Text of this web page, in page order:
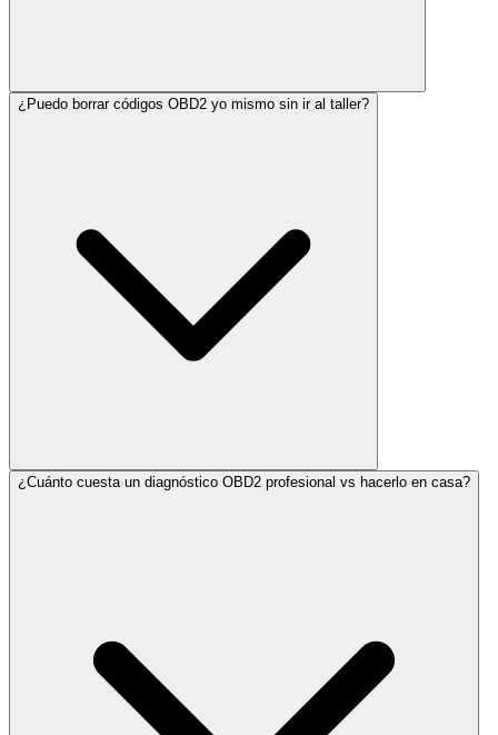
¿Puedo borrar códigos OBD2 yo mismo sin ir al taller?
¿Cuánto cuesta un diagnóstico OBD2 profesional vs hacerlo en casa?